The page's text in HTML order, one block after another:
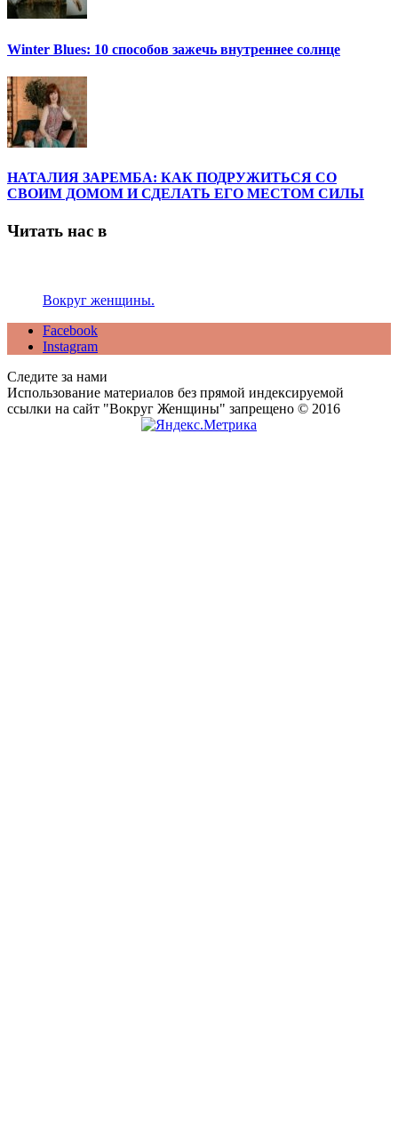
Winter Blues: 10 способов зажечь внутреннее солнце
НАТАЛИЯ ЗАРЕМБА: КАК ПОДРУЖИТЬСЯ СО
СВОИМ ДОМОМ И СДЕЛАТЬ ЕГО МЕСТОМ СИЛЫ
Читать нас в
Вокруг женщины.
Facebook
Instagram
Следите за нами
Использование материалов без прямой индексируемой
ссылки на сайт "Вокруг Женщины" запрещено © 2016